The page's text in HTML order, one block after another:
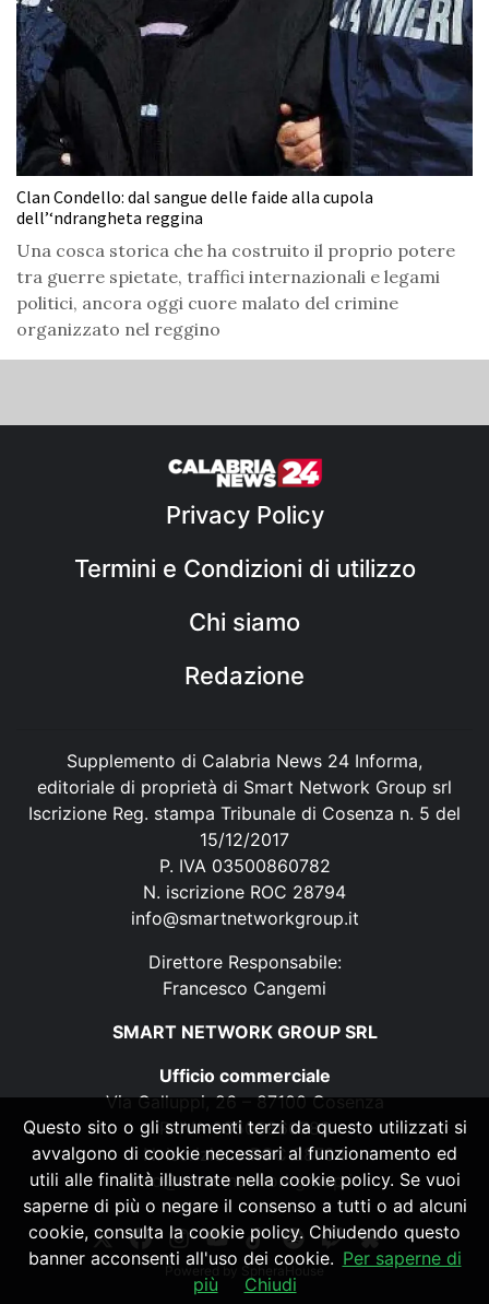
Clan Condello: dal sangue delle faide alla cupola
dell’‘ndrangheta reggina
Una cosca storica che ha costruito il proprio potere
tra guerre spietate, traffici internazionali e legami
politici, ancora oggi cuore malato del crimine
organizzato nel reggino
Privacy Policy
Termini e Condizioni di utilizzo
Chi siamo
Redazione
Supplemento di Calabria News 24 Informa,
editoriale di proprietà di Smart Network Group srl
Iscrizione Reg. stampa Tribunale di Cosenza n. 5 del
15/12/2017
P. IVA 03500860782
N. iscrizione ROC 28794
info@smartnetworkgroup.it
Direttore Responsabile:
Francesco Cangemi
SMART NETWORK GROUP SRL
Ufficio commerciale
Via Galluppi, 26 – 87100 Cosenza
P. IVA 03500860782
N. iscrizione ROC 28794
info@smartnetworkgroup.it
Powered by SpheraHouse
Questo sito o gli strumenti terzi da questo utilizzati si
avvalgono di cookie necessari al funzionamento ed
utili alle finalità illustrate nella cookie policy. Se vuoi
saperne di più o negare il consenso a tutti o ad alcuni
cookie, consulta la cookie policy. Chiudendo questo
banner acconsenti all'uso dei cookie. Per saperne di
più
Chiudi